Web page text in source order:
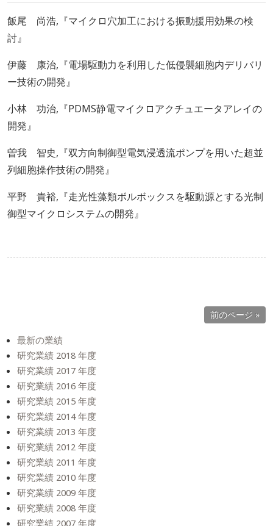
飯尾 尚浩,『マイクロ穴加工における振動援用効果の検
討』
伊藤 康治,『電場駆動力を利用した低侵襲細胞内デリバリ
ー技術の開発』
小林 功治,『PDMS静電マイクロアクチュエータアレイの
開発』
曽我 智史,『双方向制御型電気浸透流ポンプを用いた超並
列細胞操作技術の開発』
平野 貴裕,『走光性藻類ボルボックスを駆動源とする光制
御型マイクロシステムの開発』
前のページ »
最新の業績
研究業績 2018 年度
研究業績 2017 年度
研究業績 2016 年度
研究業績 2015 年度
研究業績 2014 年度
研究業績 2013 年度
研究業績 2012 年度
研究業績 2011 年度
研究業績 2010 年度
研究業績 2009 年度
研究業績 2008 年度